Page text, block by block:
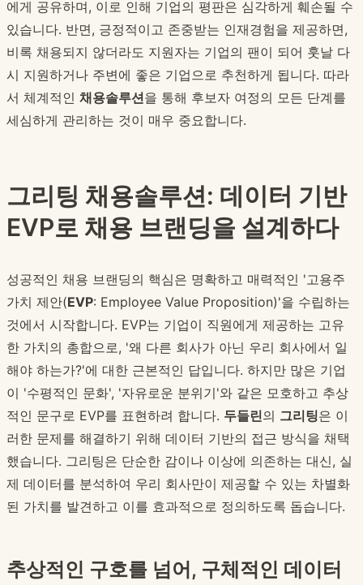
에게 공유하며, 이로 인해 기업의 평판은 심각하게 훼손될 수
있습니다. 반면, 긍정적이고 존중받는 인재경험을 제공하면,
비록 채용되지 않더라도 지원자는 기업의 팬이 되어 훗날 다
시 지원하거나 주변에 좋은 기업으로 추천하게 됩니다. 따라
서 체계적인 채용솔루션을 통해 후보자 여정의 모든 단계를
세심하게 관리하는 것이 매우 중요합니다.
그리팅 채용솔루션: 데이터 기반
EVP로 채용 브랜딩을 설계하다
성공적인 채용 브랜딩의 핵심은 명확하고 매력적인 '고용주
가치 제안(EVP: Employee Value Proposition)'을 수립하는
것에서 시작합니다. EVP는 기업이 직원에게 제공하는 고유
한 가치의 총합으로, '왜 다른 회사가 아닌 우리 회사에서 일
해야 하는가?'에 대한 근본적인 답입니다. 하지만 많은 기업
이 '수평적인 문화', '자유로운 분위기'와 같은 모호하고 추상
적인 문구로 EVP를 표현하려 합니다. 두들린의 그리팅은 이
러한 문제를 해결하기 위해 데이터 기반의 접근 방식을 채택
했습니다. 그리팅은 단순한 감이나 이상에 의존하는 대신, 실
제 데이터를 분석하여 우리 회사만이 제공할 수 있는 차별화
된 가치를 발견하고 이를 효과적으로 정의하도록 돕습니다.
추상적인 구호를 넘어, 구체적인 데이터